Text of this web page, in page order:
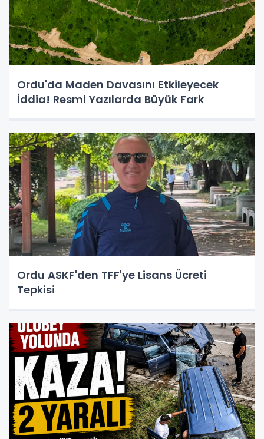
Ordu'da Maden Davasını Etkileyecek
İddia! Resmi Yazılarda Büyük Fark
Ordu ASKF'den TFF'ye Lisans Ücreti
Tepkisi